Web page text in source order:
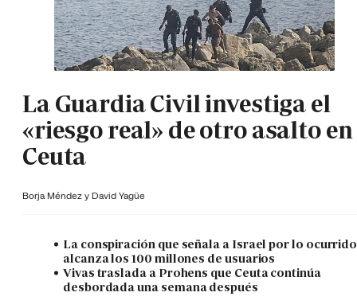
La Guardia Civil investiga el
«riesgo real» de otro asalto en
Ceuta
Borja Méndez y David Yagüe
La conspiración que señala a Israel por lo ocurrido
alcanza los 100 millones de usuarios
Vivas traslada a Prohens que Ceuta continúa
desbordada una semana después